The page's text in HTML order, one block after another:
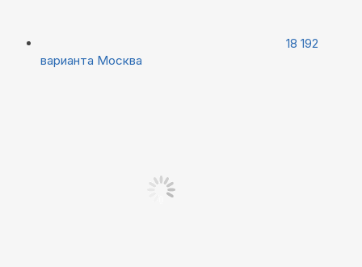
18 192
варианта Москва